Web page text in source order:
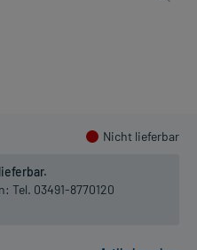
Nicht lieferbar
Tel. 03491-8770120